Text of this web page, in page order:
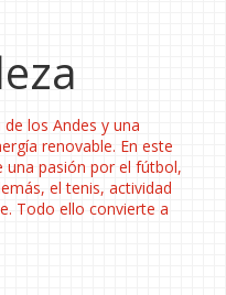
los Andes y una
renovable. En este
una pasión por el fútbol,
eltenis, actividad
Todo ello convierte a